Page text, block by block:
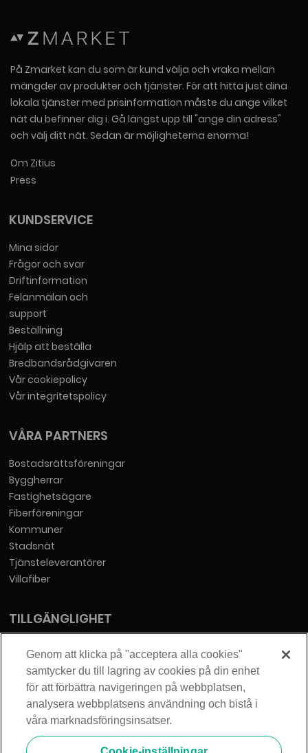
På Zmarket kan du som är kund välja och vraka mellan
mängder av produkter och tjänster. För att hitta just dina
lokala tjänster med prisinformation måste du ange vilket
nät du befinner dig i. Gå längst upp till "ange din adress"
och välj ditt nät. Sedan är möjligheterna enorma!
Om Zitius
Press
KUNDSERVICE
Mina sidor
Frågor och svar
Driftinformation
Felanmälan och
support
Beställning
Hjälp att beställa
Bredbandsrådgivaren
Vår cookiepolicy
Vår integritetspolicy
VÅRA PARTNERS
Bostadsrättsföreningar
Byggherrar
Fastighetsägare
Fiberföreningar
Kommuner
Stadsnät
Tjänsteleverantörer
Villafiber
TILLGÄNGLIGHET
Tillgänglighetsredogörelse
KONTAKT
Telia Sverige AB
Orgnummer: 556430-0142
Säte: Stockholm
Genom att klicka på "acceptera alla cookies"
samtycker du till lagring av cookies på din enhet
för att förbättra navigeringen på webbplatsen,
analysera webbplatsens användning och bistå i
våra marknadsföringsinsatser.